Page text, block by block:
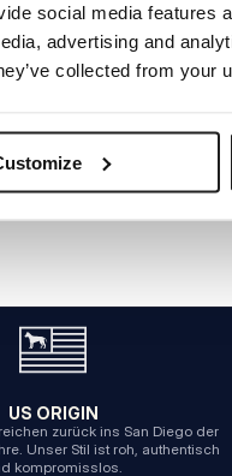
social media features
advertising and
collected from your
SERVERFEHLER
ZUR STARTSEITE
US ORIGIN
zurück ins San Diego der
Unser Stil ist roh, authentisch
kompromisslos.